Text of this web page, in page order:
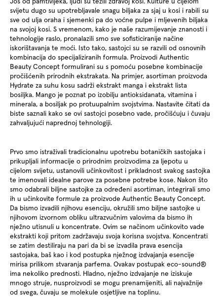
svijetu dugo su upotrebljavale snagu biljaka za sjaj u kosi i rabili su
sve od ulja oraha i sjemenki pa do voćne pulpe i mljevenih biljaka
na svojoj kosi. S vremenom, kako je naše razumijevanje znanosti i
tehnologije raslo, pronalazili smo sve sofisticiranije načine
iskorištavanja te moći. Isto tako, sastojci su se razvili od osnovnih
kombinacija do specijaliziranih formula. Proizvodi Authentic
Beauty Concept formulirani su s pomoću posebne kombinacije
pročišćenih prirodnih ekstrakata. Na primjer, asortiman proizvoda
Hydrate za suhu kosu sadrži ekstrakt manga i ekstrakt lista
bosiljka. Mango je poznat po izobilju antioksidanata, vitamina i
minerala, a bosiljak po protuupalnim svojstvima. Nastavite čitati da
biste saznali kako se ovi sastojci posebno vade, pročišćuju i čuvaju
zahvaljujući naprednoj tehnologiji.
Prvo smo istraživali tradicionalnu upotrebu botaničkih sastojaka i
prikupljali informacije o prirodnim proizvodima za ljepotu u
cijelom svijetu, ustanovili učinkovitost i prikladnost svakog sastojka
te imenovali idealne parove za posebne potrebe kose. Nakon što
smo odabrali biljne sastojke za određeni asortiman, integrirali smo
ih u učinkovite formule za proizvode Authentic Beauty Concept.
Da bismo izvadili njihovu esenciju, okružili smo biljne sastojke u
njihovom izvornom obliku ultrazvučnim valovima da bismo ih
nježno utisnuli u koncentrate. Ovim se načinom učinkovito vade
ekstrakti koji pritom zadržavaju svoja korisna svojstva. Koncentrati
se zatim destiliraju na pari da bi se izvadila prava esencija
sastojaka, baš kao i kod postupka nježnog izdvajanja esencije
mirisa prilikom stvaranja parfema. Ovakav postupak eco-sound®
ima nekoliko prednosti. Hladno, nježno izdvajanje ne iziskuje
mnogo struje, nusproizvodi se mogu prenamijeniti, ali najvažnije
od svega, čuvaju se molekule osjetljive na toplinu.